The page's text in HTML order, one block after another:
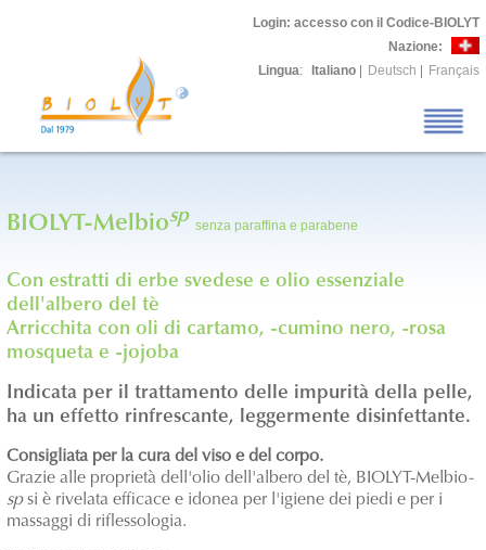
Login: accesso con il Codice-BIOLYT
Nazione:
Lingua: Italiano Deutsch Français
BIOLYT-Melbiosp senza paraffina e parabene
Con estratti di erbe svedese e olio essenziale
dell'albero del tè
Arricchita con oli di cartamo, -cumino nero, -rosa
mosqueta e -jojoba
Indicata per il trattamento delle impurità della pelle,
ha un effetto rinfrescante, leggermente disinfettante.
Consigliata per la cura del viso e del corpo.
Grazie alle proprietà dell'olio dell'albero del tè, BIOLYT-Melbio-
spsi è rivelata efficace e idonea per l'igiene dei piedi e per i
massaggi di riflessologia.